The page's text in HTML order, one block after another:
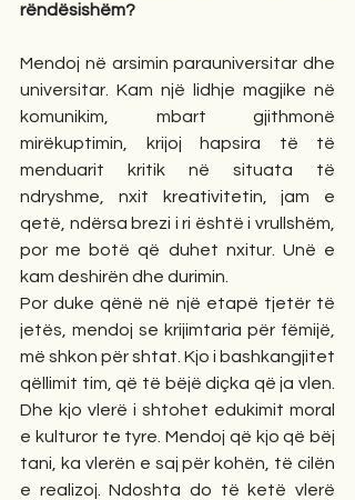
rëndësishëm?
Mendoj në arsimin parauniversitar dhe
universitar. Kam një lidhje magjike në
komunikim, mbart gjithmonë
mirëkuptimin, krijoj hapsira të të
menduarit kritik në situata të
ndryshme, nxit kreativitetin, jam e
qetë, ndërsa brezi i ri është i vrullshëm,
por me botë që duhet nxitur. Unë e
kam deshirën dhe durimin.
Por duke qënë në një etapë tjetër të
jetës, mendoj se krijimtaria për fëmijë,
më shkon për shtat. Kjo i bashkangjitet
qëllimit tim, që të bëjë diçka që ja vlen.
Dhe kjo vlerë i shtohet edukimit moral
e kulturor te tyre. Mendoj që kjo që bëj
tani, ka vlerën e saj për kohën, të cilën
e realizoj. Ndoshta do të ketë vlerë